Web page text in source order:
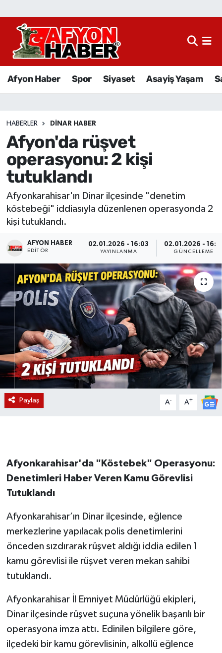
Afyon Haber Spor Siyaset Asayiş Yaşam
HABERLER DINAR HABER
Afyon'da rüşvet
operasyonu: 2 kişi
tutuklandı
Afyonkarahisar'ın Dinar ilçesinde "denetim
köstebeği" iddiasıyla düzenlenen operasyonda 2
kişi tutuklandı.
AFYON HABER
EDITÖR
02.01.2026 - 16:03
YAYINLANMA
02.01.2026 -
GÜNCELLEME
Paylaş A- A+
Afyonkarahisar'da "Köstebek" Operasyonu:
Denetimleri Haber Veren Kamu Görevlisi
Tutuklandı
Afyonkarahisar’ın Dinar ilçesinde, eğlence
merkezlerine yapılacak polis denetimlerini
önceden sızdırarak rüşvet aldığı iddia edilen 1
kamu görevlisi ile rüşvet veren mekan sahibi
tutuklandı.
Afyonkarahisar İl Emniyet Müdürlüğü ekipleri,
Dinar ilçesinde rüşvet suçuna yönelik başarılı bir
operasyona imza attı. Edinilen bilgilere göre,
ilçedeki bir kamu görevlisinin, alkollü eğlence
Afyon Haber
Sağlık
Eğitim
Ekonomi
Magazin
Etkinlikler